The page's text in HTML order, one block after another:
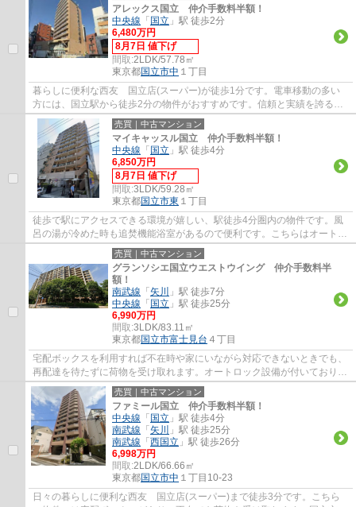
アレックス国立 仲介手数料半額！
中央線 「 国立 」駅 徒歩2分
6,480万円
8月7日 値下げ
間取:2LDK/57.78㎡
東京都国立市中 １丁目
暮らしに便利な西友 国立店(スーパー)が徒歩1分です。電車移動の多い
方には、国立駅から徒歩2分の物件がおすすめです。信頼と実績を誇るエ
ージーホームに住まい探しをお任せ下さい。...
売買｜中古マンション
マイキャッスル国立 仲介手数料半額！
中央線 「 国立 」駅 徒歩4分
6,850万円
8月7日 値下げ
間取:3LDK/59.28㎡
東京都国立市東 １丁目
徒歩で駅にアクセスできる環境が嬉しい、駅徒歩4分圏内の物件です。風
呂の湯が冷めた時も追焚機能浴室があるので便利です。こちらはオートロ
ック付きの物件です。中古ながらも綺麗な室...
売買｜中古マンション
グランソシエ国立ウエストウイング 仲介手数料半
額！
南武線 「 矢川
」駅 徒歩7分
中央線 「 国立 」駅 徒歩25分
6,990万円
間取:3LDK/83.11㎡
東京都国立市富士見台 ４丁目
宅配ボックスを利用すれば不在時や家にいながら対応できないときでも、
再配達を待たずに荷物を受け取れます。オートロック設備が付いており、
防犯性が高いです。きれいにリフォームさ...
売買｜中古マンション
ファミール国立 仲介手数料半額！
中央線 「 国立 」駅 徒歩4分
南武線 「 矢川
」駅 徒歩25分
南武線 「 西国立 」駅 徒歩26分
6,998万円
間取:2LDK/66.66㎡
東京都国立市中 １丁目10-23
日々の暮らしに便利な西友 国立店(スーパー)まで徒歩3分です。こちら